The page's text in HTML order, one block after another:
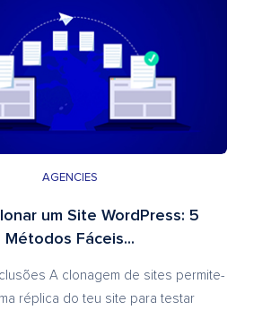
AGENCIES
um Site WordPress: 5
Métodos Fáceis...
A clonagem de sites permite-
réplica do teu site para testar